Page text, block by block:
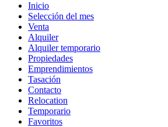
Inicio
Selección del mes
Venta
Alquiler
Alquiler temporario
Propiedades
Emprendimientos
Tasación
Contacto
Relocation
Temporario
Favoritos